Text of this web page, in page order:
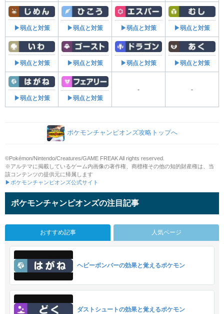
▶弱点と対策 ▶弱点と対策 ▶弱点と対策 ▶弱点と対策
▶弱点と対策 ▶弱点と対策 ▶弱点と対策 ▶弱点と対策
▶弱点と対策 ▶弱点と対策
- -
ポケモンチャンピオンズ攻略トップへ
©Pokémon/Nintendo/Creatures/GAME FREAK All rights reserved.
※アルテマに掲載しているゲーム内画像の著作権、商標権その他の知的財産権は、当
該コンテンツの提供元に帰属します
▶ポケモンチャンピオンズ公式サイト
ポケモンチャンピオンズの注目記事
おすすめ記事 人気ページ
ヘビーボンバーの効果と覚えるポケモン
ダストシュートの効果と覚えるポケモン